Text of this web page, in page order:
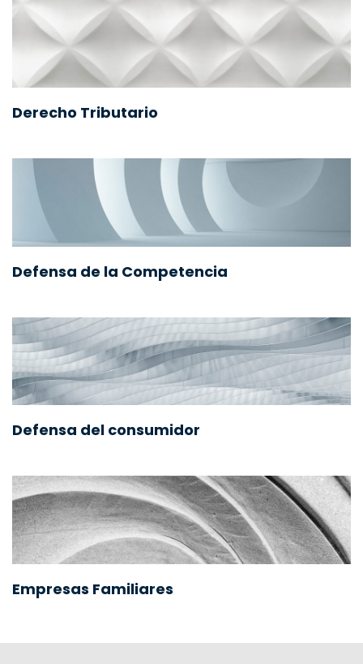
Derecho Tributario
Defensa de la Competencia
Defensa del consumidor
Empresas Familiares